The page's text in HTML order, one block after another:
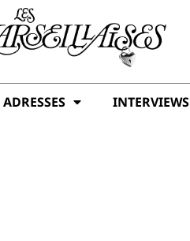
ADRESSES INTERVIEWS